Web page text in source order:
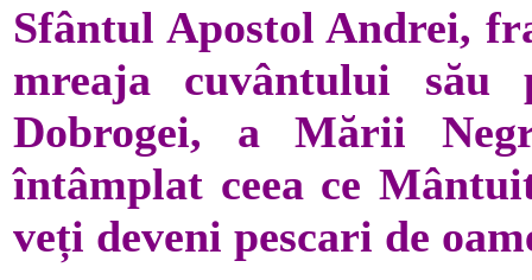
Sfântul Apostol Andrei,
mreaja cuvântului
Dobrogei, a Mării
întâmplat ceea ce
veți deveni pescari de